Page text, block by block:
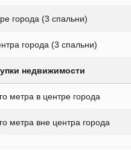
города (3 спальни)
города (3 спальни)
недвижимости
метра в центре города
метра вне центра города